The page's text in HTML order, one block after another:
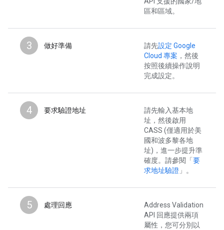
區和區域。
3 做好準備 請先設定 Google
Cloud 專案 ，然後
按照後續操作說明
完成設定。
4 要求驗證地址
請先輸入基本地
址，然後啟用
CASS (僅適用於美
國和波多黎各地
址)，進一步提升準
確度。請參閱「 要
求地址驗證 」。
5 處理回應
Address Validation
API 回應提供兩項
屬性，您可分別以